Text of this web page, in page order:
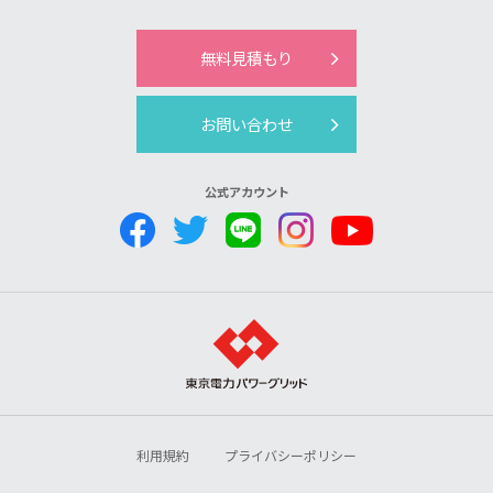
無料見積もり
お問い合わせ
公式アカウント
利用規約 プライバシーポリシー